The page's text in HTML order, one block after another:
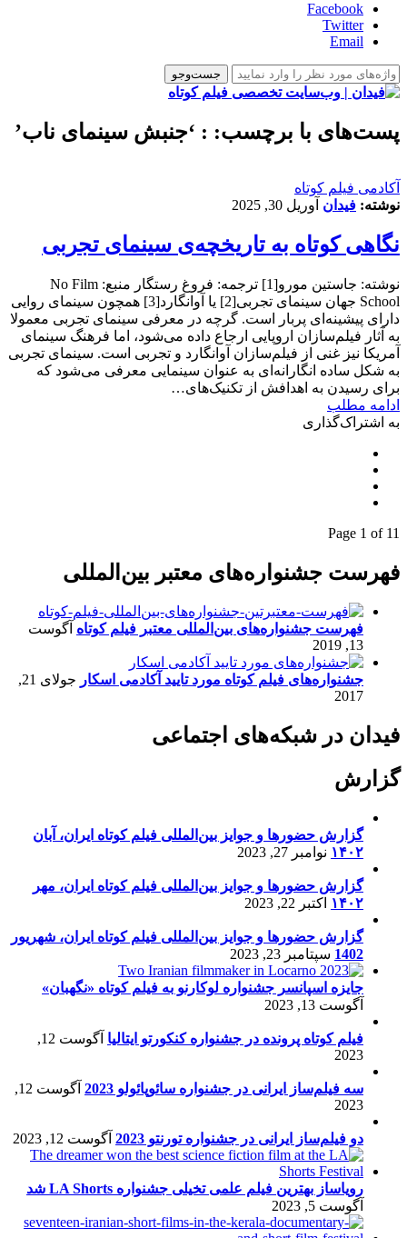
Facebook
Twitter
Email
پست‌های با برچسب: : ‘جنبش سینمای ناب’
آکادمی فیلم کوتاه
نوشته: فیدان آوریل 30, 2025
نگاهی کوتاه به تاریخچه‌ی سینمای تجربی
نوشته: جاستین مورو[1] ترجمه: فروغ رستگار منبع: No Film
School جهان سینمای تجربی[2] یا آوانگارد[3] همچون سینمای روایی
دارای پیشینه‌ای پربار است. گرچه در معرفی سینمای تجربی معمولا
به آثار فیلم‌سازان اروپایی ارجاع داده می‌شود، اما فرهنگ سینمای
آمریکا نیز غنی از فیلم‌سازان آوانگارد و تجربی است. سینمای تجربی
به شکل ساده انگارانه‌ای به عنوان سینمایی معرفی می‌شود که
برای رسیدن به اهدافش از تکنیک‌های…
ادامه مطلب
به اشتراک‌گذاری
Page 1 of 11
فهرست جشنواره‌های معتبر بین‌المللی
فهرست جشنواره‌های بین‌المللی معتبر فیلم کوتاه آگوست
13, 2019
جشنواره‌های فیلم کوتاه مورد تایید آکادمی اسکار
جولای 21,
2017
فیدان در شبکه‌های اجتماعی
گزارش
گزارش حضورها و جوایز بین‌المللی فیلم کوتاه ایران، آبان
۱۴۰۲ نوامبر 27, 2023
گزارش حضورها و جوایز بین‌المللی فیلم کوتاه ایران، مهر
۱۴۰۲ اکتبر 22, 2023
گزارش حضورها و جوایز بین‌المللی فیلم کوتاه ایران، شهریور
1402 سپتامبر 23, 2023
جایزه اسپانسر جشنواره لوکارنو به فیلم کوتاه «نگهبان»
آگوست 13, 2023
فیلم کوتاه پرونده در جشنواره کنکورتو ایتالیا
آگوست 12,
2023
سه فیلم‌ساز ایرانی در جشنواره سائوپائولو 2023
آگوست 12,
2023
دو فیلم‌ساز ایرانی در جشنواره تورنتو 2023 آگوست 12, 2023
رویاساز بهترین فیلم علمی تخیلی جشنواره LA Shorts شد
آگوست 5, 2023